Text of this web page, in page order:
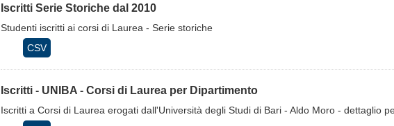
Iscritti Serie Storiche dal 2010
Studenti iscritti ai corsi di Laurea - Serie storiche
CSV
Iscritti - UNIBA - Corsi di Laurea per Dipartimento
Iscritti a Corsi di Laurea erogati dall'Università degli Studi di Bari - Aldo Moro - dettaglio